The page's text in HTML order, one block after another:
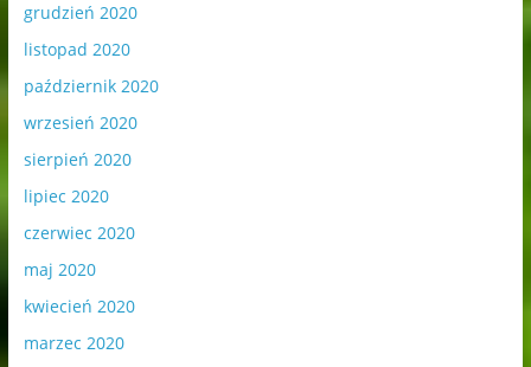
grudzień 2020
listopad 2020
październik 2020
wrzesień 2020
sierpień 2020
lipiec 2020
czerwiec 2020
maj 2020
kwiecień 2020
marzec 2020